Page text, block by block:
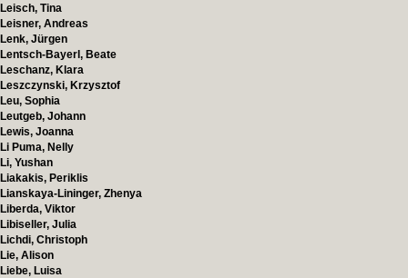
Leisch, Tina
Leisner, Andreas
Lenk, Jürgen
Lentsch-Bayerl, Beate
Leschanz, Klara
Leszczynski, Krzysztof
Leu, Sophia
Leutgeb, Johann
Lewis, Joanna
Li Puma, Nelly
Li, Yushan
Liakakis, Periklis
Lianskaya-Lininger, Zhenya
Liberda, Viktor
Libiseller, Julia
Lichdi, Christoph
Lie, Alison
Liebe, Luisa